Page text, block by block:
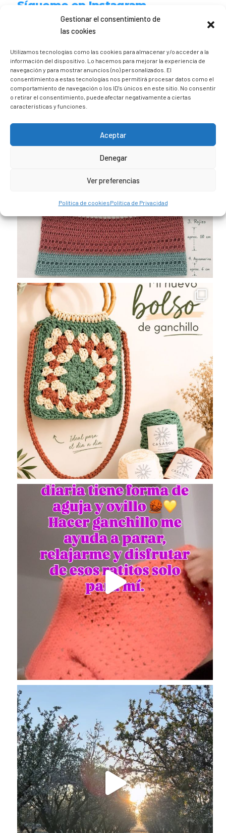
Gestionar el consentimiento de
las cookies
Utilizamos tecnologías como las cookies para almacenar y/o acceder a la
información del dispositivo. Lo hacemos para mejorar la experiencia de
navegación y para mostrar anuncios (no) personalizados. El
consentimiento a estas tecnologías nos permitirá procesar datos como el
comportamiento de navegación o los ID's únicos en este sitio. No consentir
o retirar el consentimiento, puede afectar negativamente a ciertas
características y funciones.
Aceptar
Denegar
Ver preferencias
Política de cookiesPolítica de Privacidad
Sígueme en Instagram
Freelance | Web | RRSS
Mi tienda de productos ECO
@lacatalina.shop
Alquila tu Autocaravana en
@caravana_go
Mi blog de viajes